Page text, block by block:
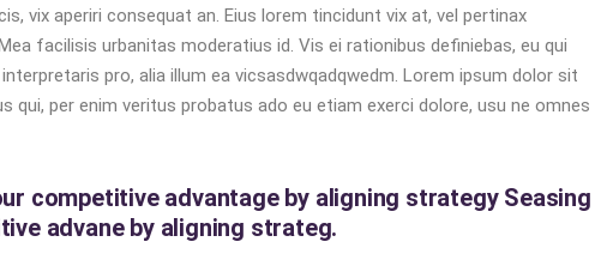
vix aperiri consequat an. Eius lorem tincidunt vix at, vel pertinax
facilisis urbanitas moderatius id. Vis ei rationibus definiebas, eu qui
pro, alia illum ea vicsasdwqadqwedm. Lorem ipsum dolor sit
qui, per enim veritus probatus ado eu etiam exerci dolore, usu ne omnes
competitive advantage by aligning strategy Seasing
advane by aligning strateg.